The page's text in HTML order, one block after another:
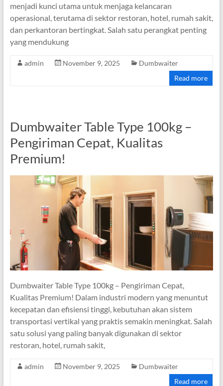
menjadi kunci utama untuk menjaga kelancaran
operasional, terutama di sektor restoran, hotel, rumah sakit,
dan perkantoran bertingkat. Salah satu perangkat penting
yang mendukung
admin November 9, 2025
Dumbwaiter
Read more
Dumbwaiter Table Type 100kg –
Pengiriman Cepat, Kualitas
Premium!
Dumbwaiter Table Type 100kg – Pengiriman Cepat,
Kualitas Premium! Dalam industri modern yang menuntut
kecepatan dan efisiensi tinggi, kebutuhan akan sistem
transportasi vertikal yang praktis semakin meningkat. Salah
satu solusi yang paling banyak digunakan di sektor
restoran, hotel, rumah sakit,
admin November 9, 2025
Dumbwaiter
Read more